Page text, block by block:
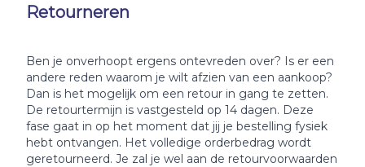
Retourneren
Ben je onverhoopt ergens ontevreden over? Is er een
andere reden waarom je wilt afzien van een aankoop?
Dan is het mogelijk om een retour in gang te zetten.
De retourtermijn is vastgesteld op 14 dagen. Deze
fase gaat in op het moment dat jij je bestelling fysiek
hebt ontvangen. Het volledige orderbedrag wordt
geretourneerd. Je zal je wel aan de retourvoorwaarden